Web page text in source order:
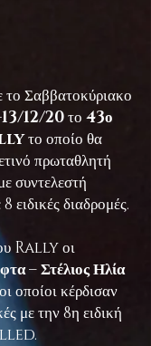
Σαββατοκύριακο
12/20το 43ο
το οποίο θα
πρωταθλητή
συντελεστή
ειδικές διαδρομές.
Rally οι
– Στέλιος Ηλία
οι οποίοι κέρδισαν
με την 8η ειδική